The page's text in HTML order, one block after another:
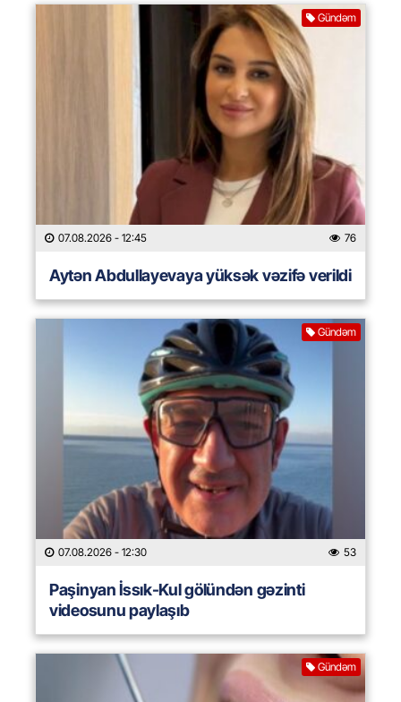
Gündəm
07.08.2026 - 12:45 76
Aytən Abdullayevaya yüksək vəzifə verildi
Gündəm
07.08.2026 - 12:30 53
Paşinyan İssık-Kul gölündən gəzinti
videosunu paylaşıb
Gündəm